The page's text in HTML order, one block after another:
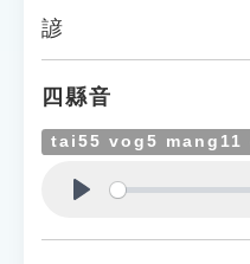
貓頭鷹博士
諺
四縣音
tai55 vog5